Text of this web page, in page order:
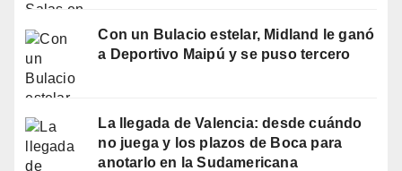
Con un Bulacio estelar, Midland le ganó
a Deportivo Maipú y se puso tercero
La llegada de Valencia: desde cuándo
no juega y los plazos de Boca para
anotarlo en la Sudamericana